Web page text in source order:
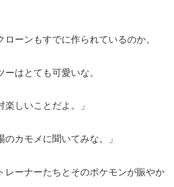
ローンもすでに作られているのか。
はとても可愛いな。
楽しいことだよ。」
のカモメに聞いてみな。」
レーナーたちとそのポケモンが賑やか